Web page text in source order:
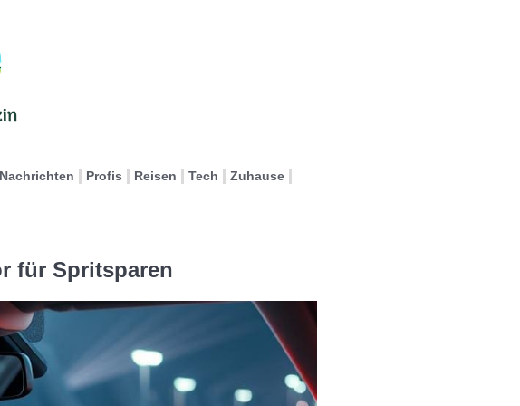
Nachrichten Profis Reisen Tech Zuhause
für Spritsparen